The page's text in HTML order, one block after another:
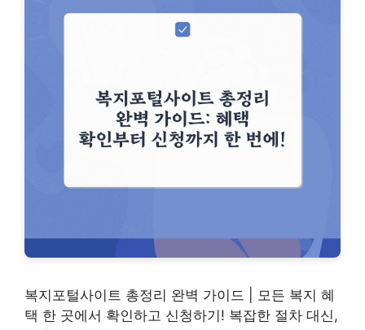
복지포털사이트 총정리 완벽 가이드 | 모든 복지 혜
택 한 곳에서 확인하고 신청하기! 복잡한 절차 대신,